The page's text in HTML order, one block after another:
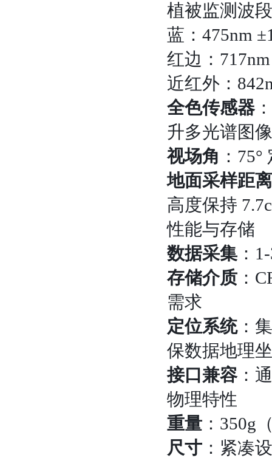
植被监测波段
蓝：475nm
红边：
近红外：
全色传感器
升多光谱图
视场角 ：
地面采样距
高度保持
性能与存储
数据采集 ：
存储介质 ：
需求
定位系统：
保数据地理
接口兼容：
物理特性
重量 ：350g
尺寸 ：紧凑